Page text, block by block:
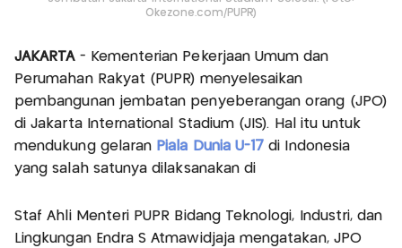
Okezone.com/PUPR)
JAKARTA - Kementerian Pekerjaan Umum dan
Perumahan Rakyat (PUPR) menyelesaikan
pembangunan jembatan penyeberangan orang (JPO)
di Jakarta International Stadium (JIS). Hal itu untuk
mendukung gelaran Piala Dunia U-17 di Indonesia
yang salah satunya dilaksanakan di
Staf Ahli Menteri PUPR Bidang Teknologi, Industri, dan
Lingkungan Endra S Atmawidjaja mengatakan, JPO